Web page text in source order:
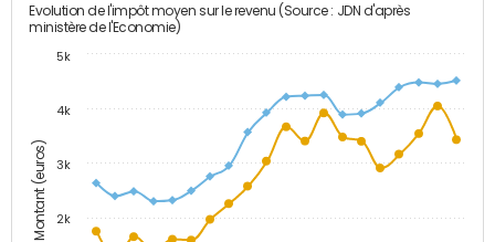
Montant (euros)
Evolution de l'impôt moyen sur le revenu (Source : JDN d'après
ministère de l'Economie)
2k
3k
4k
5k